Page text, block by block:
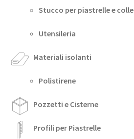
Stucco per piastrelle e colle
Utensileria
Materiali isolanti
Polistirene
Pozzetti e Cisterne
Profili per Piastrelle